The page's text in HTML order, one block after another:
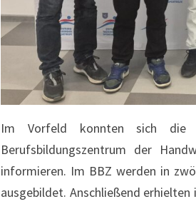
Im Vorfeld konnten sich die
Berufsbildungszentrum der
informieren. Im BBZ werden in
ausgebildet. Anschließend